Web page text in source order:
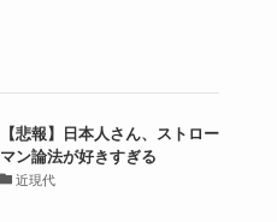
【悲報】日本人さん、ストロー
マン論法が好きすぎる
近現代